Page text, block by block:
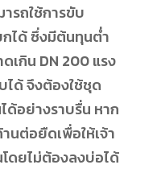
รถใช้การขับ
ได้ ซึ่งมีต้นทุนต่ำ
ดเกิน DN 200 แรง
ได้ จึงต้องใช้ชุด
ด้อย่างราบรื่น หาก
นต่อยืดเพื่อให้เจ้า
ดยไม่ต้องลงบ่อได้